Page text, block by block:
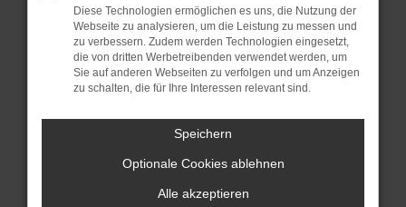
sind.
Veraltete Software birgt nicht nur ein
Sicherheitsrisiko, sondern kann auch dazu
führen, dass bestimmte Funktionen nicht mehr
unterstützt werden.
Wende dich an den Webseitenbetreiber.
Wenn du alle oben genannten Schritte versucht
hast, kontaktiere uns bitte. Wir werden
versuchen, das Problem zu beheben. Du kannst
uns diesen Text schicken, um uns bei der
Diese Technologien ermöglichen es uns, die Nutzung der
Webseite zu analysieren, um die Leistung zu messen und
zu verbessern. Zudem werden Technologien eingesetzt,
die von dritten Werbetreibenden verwendet werden, um
Sie auf anderen Webseiten zu verfolgen und um Anzeigen
zu schalten, die für Ihre Interessen relevant sind.
Speichern
Optionale Cookies ablehnen
Alle akzeptieren